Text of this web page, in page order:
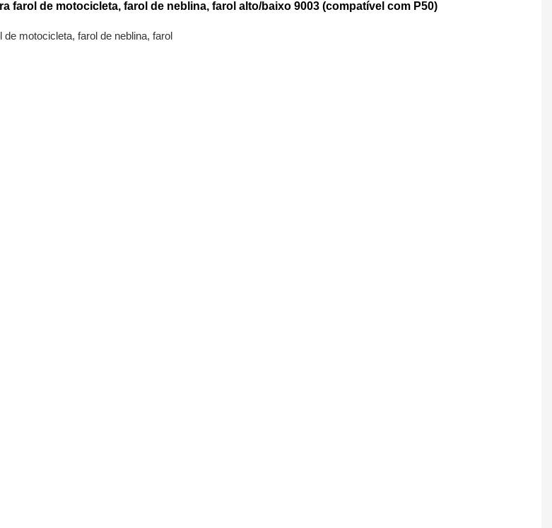
Lâmpada LED H4 super brilhante de alta potência para farol de motocicleta, farol de neblina, farol alto/baixo 9003 (compatível com P50)